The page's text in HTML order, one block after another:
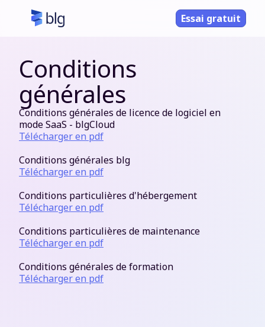
Essai gratuit
Conditions
générales
Conditions générales de licence de logiciel en
mode SaaS - blgCloud
Télécharger en pdf
Conditions générales blg
Télécharger en pdf
Conditions particulières d'hébergement
Télécharger en pdf
Conditions particulières de maintenance
Télécharger en pdf
Conditions générales de formation
Télécharger en pdf